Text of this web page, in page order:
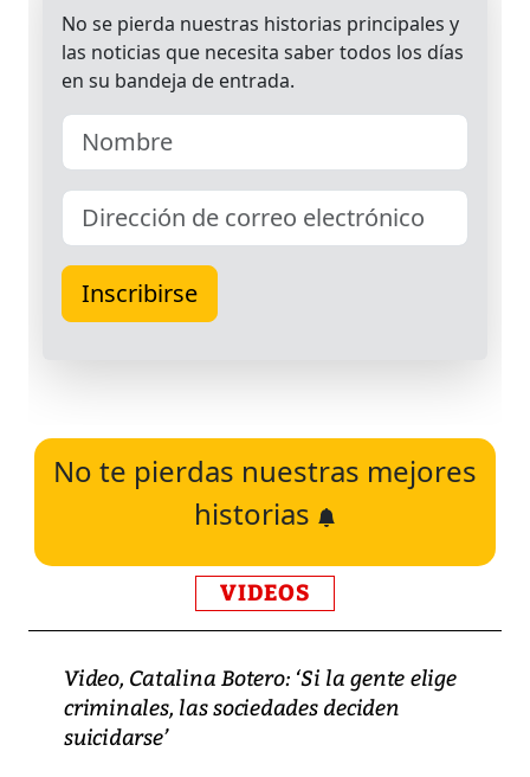
No te pierdas nuestras mejores
historias
VIDEOS
Video, Catalina Botero: ‘Si la gente elige
criminales, las sociedades deciden
suicidarse’